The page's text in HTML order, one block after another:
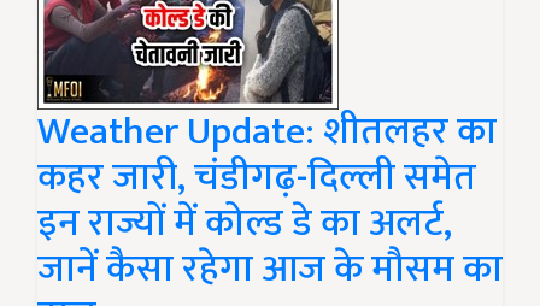
Weather Update: शीतलहर का
कहर जारी, चंडीगढ़-दिल्ली समेत
इन राज्यों में कोल्ड डे का अलर्ट,
जानें कैसा रहेगा आज के मौसम का